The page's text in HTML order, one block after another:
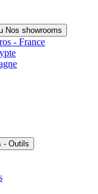
Nos showrooms
- France
- Outils